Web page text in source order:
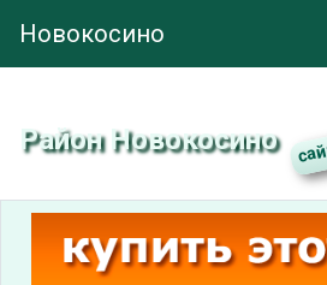
Новокосино
Район Новокосино